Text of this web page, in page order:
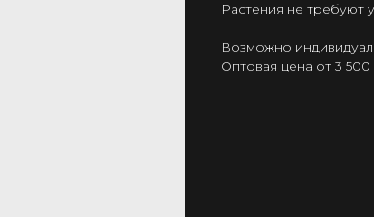
Растения не требуют
Возможно
Оптовая цена от 3